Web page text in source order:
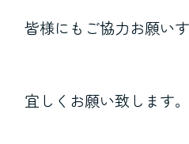
皆様にもご協力お願い
宜しくお願い致します。